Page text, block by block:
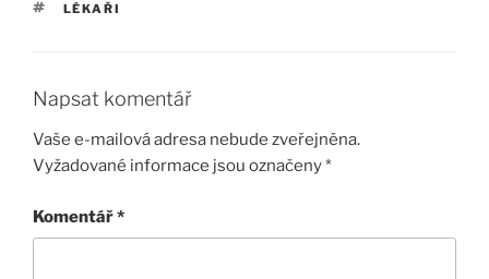
ŠTÍTKY
LÉKAŘI
Napsat komentář
Vaše e-mailová adresa nebude zveřejněna.
Vyžadované informace jsou označeny*
Komentář*